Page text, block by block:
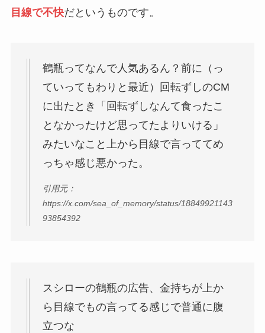
目線で不快だというものです。
鶴瓶ってなんで人気あるん？前に（っ
ていってもわりと最近）回転ずしのCM
に出たとき「回転ずしなんて食ったこ
となかったけど思ってたよりいける」
みたいなこと上から目線で言っててめ
っちゃ感じ悪かった。
引用元：
https://x.com/sea_of_memory/status/18849921143
93854392
スシローの鶴瓶の広告、金持ちが上か
ら目線でもの言ってる感じで普通に腹
立つな